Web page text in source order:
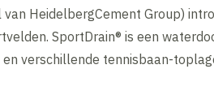
van HeidelbergCement Group)
SportDrain® is een
verschillende tennisbaan-